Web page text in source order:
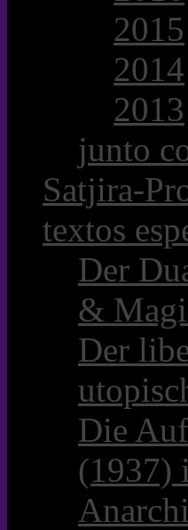
2015
2014
2013
junto
Satjira-
textos
Der
&
Der
Die
(1937)